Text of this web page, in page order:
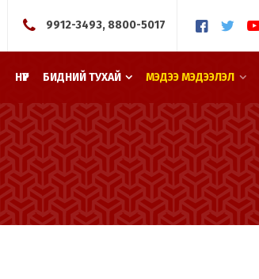
9912-3493, 8800-5017
НҮҮР БИДНИЙ ТУХАЙ МЭДЭЭ МЭДЭЭЛЭЛ